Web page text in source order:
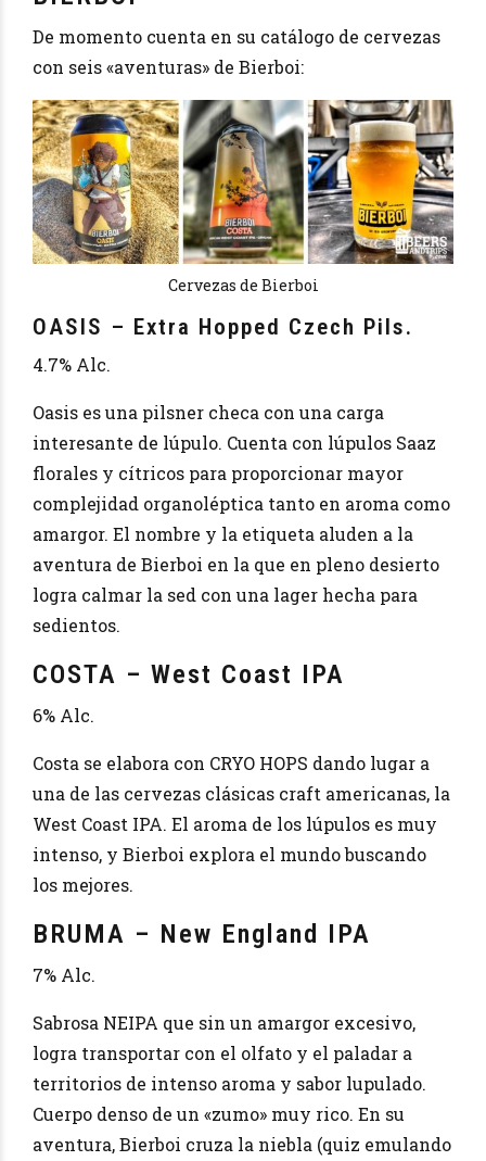
De momento cuenta en su catálogo de cervezas
con seis «aventuras» de Bierboi:
Cervezas de Bierboi
OASIS – Extra Hopped Czech Pils.
4.7% Alc.
Oasis es una pilsner checa con una carga
interesante de lúpulo. Cuenta con lúpulos Saaz
florales y cítricos para proporcionar mayor
complejidad organoléptica tanto en aroma como
amargor. El nombre y la etiqueta aluden a la
aventura de Bierboi en la que en pleno desierto
logra calmar la sed con una lager hecha para
sedientos.
COSTA – West Coast IPA
6% Alc.
Costa se elabora con CRYO HOPS dando lugar a
una de las cervezas clásicas craft americanas, la
West Coast IPA. El aroma de los lúpulos es muy
intenso, y Bierboi explora el mundo buscando
los mejores.
BRUMA – New England IPA
7% Alc.
Sabrosa NEIPA que sin un amargor excesivo,
logra transportar con el olfato y el paladar a
territorios de intenso aroma y sabor lupulado.
Cuerpo denso de un «zumo» muy rico. En su
aventura, Bierboi cruza la niebla (quiz emulando